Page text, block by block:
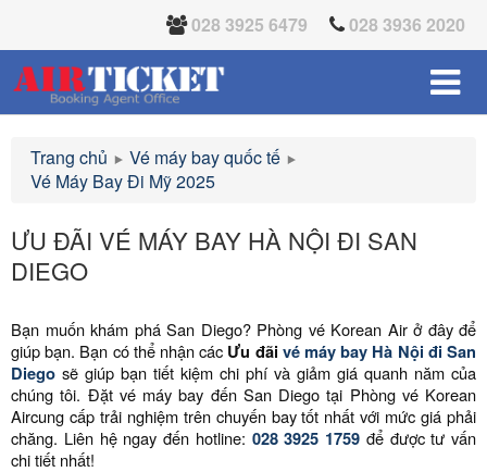
028 3925 6479 028 3936 2020
Trang chủ
Vé máy bay quốc tế
Vé Máy Bay Đi Mỹ 2025
ƯU ĐÃI VÉ MÁY BAY HÀ NỘI ĐI SAN
DIEGO
Bạn muốn khám phá San Diego? Phòng vé Korean Air ở đây để
giúp bạn. Bạn có thể nhận các Ưu đãi vé máy bay Hà Nội đi San
Diego sẽ giúp bạn tiết kiệm chi phí và giảm giá quanh năm của
chúng tôi. Đặt vé máy bay đến San Diego tại Phòng vé Korean
Aircung cấp trải nghiệm trên chuyến bay tốt nhất với mức giá phải
chăng. Liên hệ ngay đến hotline: 028 3925 1759 để được tư vấn
chi tiết nhất!